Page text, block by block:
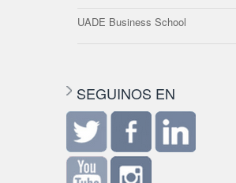
UADE Business School
SEGUINOS EN